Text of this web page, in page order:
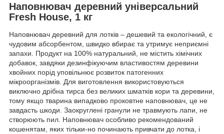
Наповнювач деревний універсальний
Fresh House, 1 кг
Наповнювач деревний для лотків – дешевий та екологічний, є
чудовим абсорбентом, швидко вбирає та утримує неприємні
запахи. Продукт на 100% натуральний, не містить хімічних
добавок, завдяки дезинфікуючим властивостям деревини
хвойних порід уповільнює розвиток патогенних
мікроорганізмів. Для виготовлення використовуються
виключно дрібна тирса без великих шматків кори та деревини,
тому якщо тварина випадково проковтне наповнювач, це не
завдасть шкоди. Заокруглені гранули не травмують лапи, не
створюють пил. Наповнювач особливо рекомендований
кошенятам, яких тільки-но починають привчати до лотка, і